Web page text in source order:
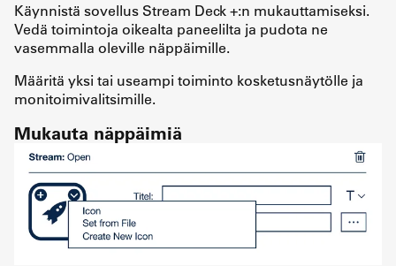
Käynnistä sovellus Stream Deck +:n mukauttamiseksi.
Vedä toimintoja oikealta paneelilta ja pudota ne
vasemmalla oleville näppäimille.
Määritä yksi tai useampi toiminto kosketusnäytölle ja
monitoimivalitsimille.
Mukauta näppäimiä